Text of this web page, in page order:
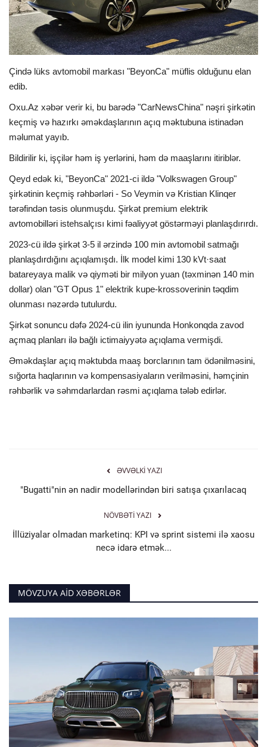
İDMAN
FORMULA 1
DÜNYA
ANALİTİKA
Çində lüks avtomobil markası "BeyonCa" müflis olduğunu elan
edib.
Oxu.Az xəbər verir ki, bu barədə "CarNewsChina" nəşri şirkətin
keçmiş və hazırkı əməkdaşlarının açıq məktubuna istinadən
məlumat yayıb.
Bildirilir ki, işçilər həm iş yerlərini, həm də maaşlarını itiriblər.
Qeyd edək ki, "BeyonCa" 2021-ci ildə "Volkswagen Group"
şirkətinin keçmiş rəhbərləri - So Veymin və Kristian Klinqer
tərəfindən təsis olunmuşdu. Şirkət premium elektrik
avtomobilləri istehsalçısı kimi fəaliyyət göstərməyi planlaşdırırdı.
2023-cü ildə şirkət 3-5 il ərzində 100 min avtomobil satmağı
planlaşdırdığını açıqlamışdı. İlk model kimi 130 kVt·saat
batareyaya malik və qiyməti bir milyon yuan (təxminən 140 min
dollar) olan "GT Opus 1" elektrik kupe-krossoverinin təqdim
olunması nəzərdə tutulurdu.
Şirkət sonuncu dəfə 2024-cü ilin iyununda Honkonqda zavod
açmaq planları ilə bağlı ictimaiyyətə açıqlama vermişdi.
Əməkdaşlar açıq məktubda maaş borclarının tam ödənilməsini,
sığorta haqlarının və kompensasiyaların verilməsini, həmçinin
rəhbərlik və səhmdarlardan rəsmi açıqlama tələb edirlər.
ƏVVƏLKI YAZI
"Bugatti"nin ən nadir modellərindən biri satışa çıxarılacaq
NÖVBƏTI YAZI
İllüziyalar olmadan marketinq: KPI və sprint sistemi ilə xaosu
necə idarə etmək...
MÖVZUYA AID XƏBƏRLƏR